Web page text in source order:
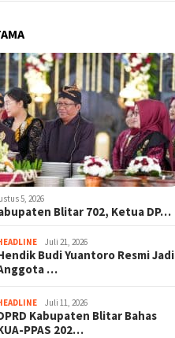
5, 2026
Blitar 702, Ketua DP…
Juli 21, 2026
Budi Yuantoro Resmi Jadi
…
Juli 11, 2026
Kabupaten Blitar Bahas
PPAS 202…